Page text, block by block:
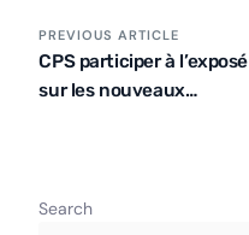
PREVIOUS ARTICLE
CPS participer à l’exposé
sur les nouveaux
Search